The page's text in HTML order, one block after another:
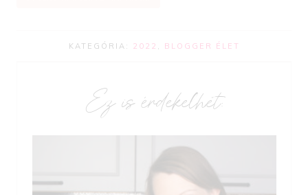
KATEGÓRIA: 2022 , BLOGGER ÉLET
Ez is érdekelhet: